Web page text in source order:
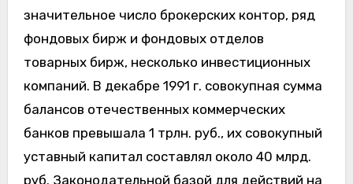
значительное число брокерских контор, ряд
фондовых бирж и фондовых отделов
товарных бирж, несколько инвестиционных
компаний. В декабре 1991 г. совокупная сумма
балансов отечественных коммерческих
банков превышала 1 трлн. руб., их совокупный
уставный капитал составлял около 40 млрд.
руб. Законодательной базой для действий на